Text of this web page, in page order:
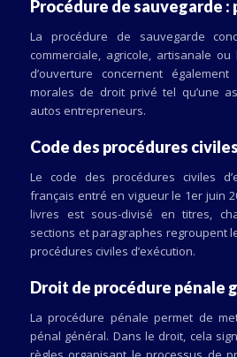
Procédure de sauvegarde :
La procédure de sauvegarde
commerciale, agricole, artisanale
d’ouverture concernent
morales de droit privé tel qu’une
autos entrepreneurs.
Code des procédures
Le code des procédures civiles
français entré en vigueur le 1er juin
livres est sous-divisé en titres,
sections et paragraphes regroupent
procédures civiles d’exécution.
Droit de procédure pénale
La procédure pénale permet de
pénal général. Dans le droit, cela
règles organisant le processus de